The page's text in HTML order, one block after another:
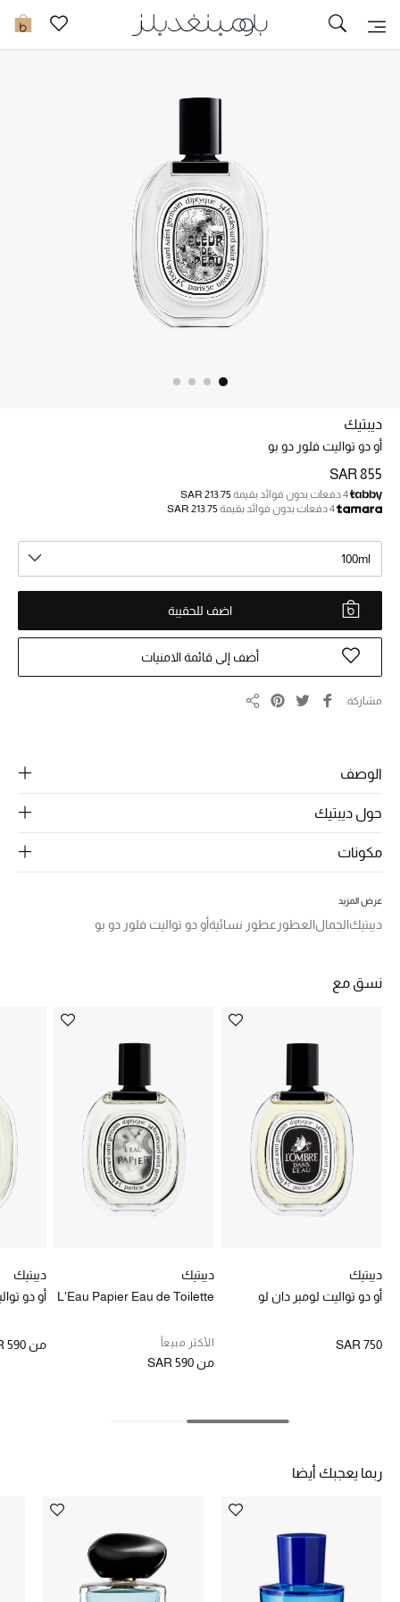
0 توصيل سريع
الأطفال
مستلزمات المنزل
جديد لدينا
نسوقوا أحدث ما وصلنا
ما وصلنا حديثاً
ركن أناقة المنتجعات
حصريًا عبر الإنترنت
تشكيلة المناسبات للنساء
تشكيلة الأعراس
حقائب وأحذية متطابقة
هدايا للنساء
جميع الملابس النسائية
جميع الأحذية النسائية
جميع الإكسسورات النسائية
ديبتيك
أو دو تواليت فلور دو بو
SAR 855
4 دفعات بدون فوائد بقيمة
SAR 213.75
4 دفعات بدون فوائد بقيمة
SAR 213.75
100ml
اضف للحقيبة
أضف إلى قائمة الامنيات
مشاركة
الوصف
حول ديبتيك
مكونات
عرض المزيد
ديبتيكالجمالالعطور عطور نسائيةأو دو تواليت فلور دو بو
نسق مع
ديبتيك
أو دو تواليت لومبر دان لو
SAR 750
ديبتيك
L'Eau Papier Eau de Toilette
الأكثر مبيعاً
منSAR 590
ديبتيك
أو دو
من590
ربما يعجبك أيضا